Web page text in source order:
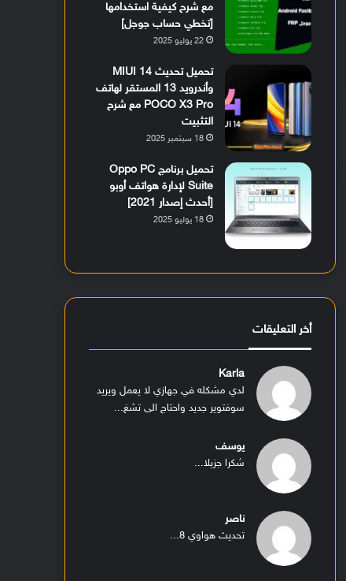
مع شرح كيفية استخدامها
[تخطي حساب جوجل]
22 يوليو 2025
تحميل تحديث MIUI 14
وأندرويد 13 المستقر لهاتف
POCO X3 Pro مع شرح
التثبيت
18 سبتمبر 2025
تحميل برنامج Oppo PC
Suite لإدارة هواتف أوبو
[أحدث إصدار 2021]
18 يوليو 2025
أخر التعليقات
Karla
لدي مشكله في جهازي لا يعمل ويريد
سوفتوير جديد واحتاج الى تشغ...
يوسف
شكرا جزيلا...
ناصر
تحديث هواوي 8...